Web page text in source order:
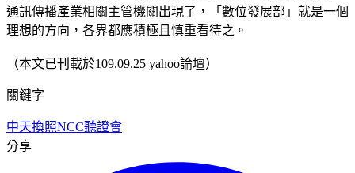
通訊傳播產業相關主管機關出現了，「數位發展部」就是一個
理想的方向，各界都應積極且慎重看待之。
（本文已刊載於109.09.25 yahoo論壇）
關鍵字
中天換照NCC聽證會
分享